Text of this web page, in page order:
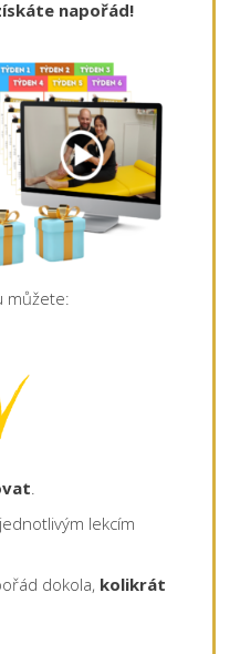
napořád!
můžete:
.
lekcím
dokola, kolikrát